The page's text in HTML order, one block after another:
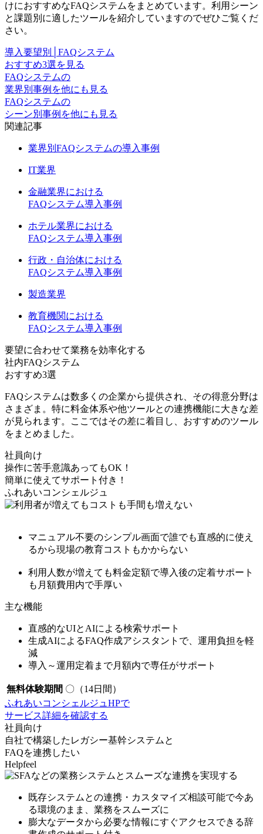
けにおすすめなFAQシステムをまとめています。利用シーン
と課題別に適したツールを紹介していますのでぜひご覧くだ
さい。
導入要望別│FAQシステム
おすすめ3選を見る
FAQシステムの
業界別事例を他にも見る
FAQシステムの
シーン別事例を他にも見る
関連記事
業界別FAQシステムの導入事例
IT業界
金融業界における
FAQシステム導入事例
ホテル業界における
FAQシステム導入事例
行政・自治体における
FAQシステム導入事例
製造業界
教育機関における
FAQシステム導入事例
要望に合わせて業務を効率化する
社内FAQシステム
おすすめ3選
FAQシステムは数多くの企業から提供され、その得意分野は
さまざま。特に料金体系や他ツールとの連携機能に大きな差
が見られます。ここではその差に着目し、おすすめのツール
をまとめました。
社員向け
操作に苦手意識あってもOK！
簡単に使えてサポート付き！
ふれあいコンシェルジュ
マニュアル不要のシンプル画面で誰でも直感的に使え
るから現場の教育コストもかからない
利用人数が増えても料金定額で導入後の定着サポート
も月額費用内で手厚い
主な機能
直感的なUIとAIによる検索サポート
生成AIによるFAQ作成アシスタントで、運用負担を軽
減
導入～運用定着まで月額内で専任がサポート
無料体験期間 〇（14日間）
ふれあいコンシェルジュHPで
サービス詳細を確認する
社員向け
自社で構築したレガシー基幹システムと
FAQを連携したい
Helpfeel
既存システムとの連携・カスタマイズ相談可能で今あ
る環境のまま
、業務をスムーズに
膨大なデータから必要な情報にすぐアクセスできる辞